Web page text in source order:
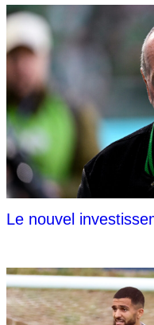
Le nouvel